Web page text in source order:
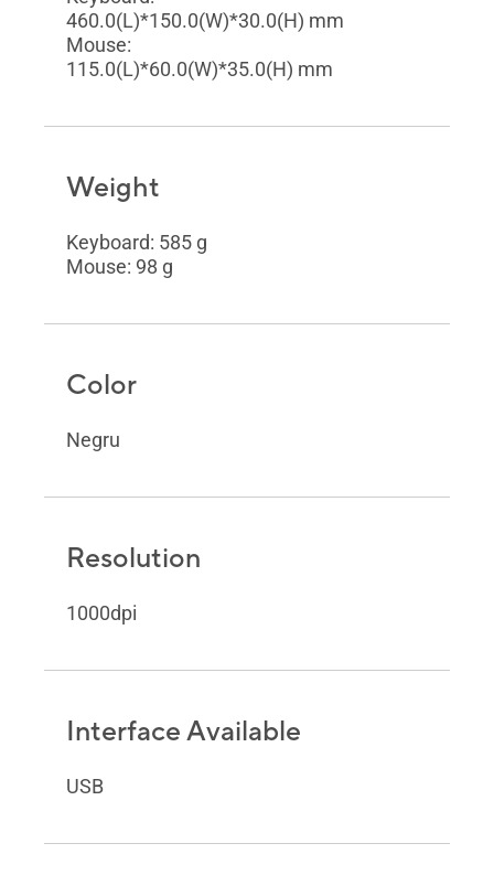
460.0(L)*150.0(W)*30.0(H) mm
Mouse:
115.0(L)*60.0(W)*35.0(H) mm
Weight
Keyboard: 585 g
Mouse: 98 g
Color
Negru
Resolution
1000dpi
Interface Available
USB